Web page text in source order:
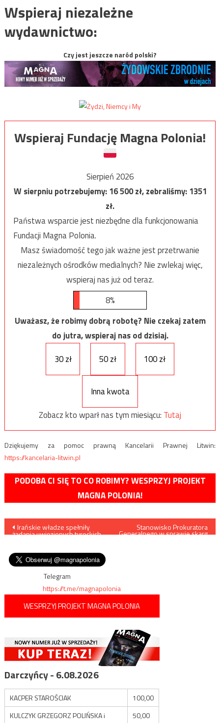
Wspieraj niezależne
wydawnictwo:
Czy jest jeszcze naród polski?
Wspieraj Fundację Magna Polonia!
Sierpień 2026
W sierpniu potrzebujemy:16 500zł, zebraliśmy:1351
zł.
Państwa wsparcie jest niezbędne dla funkcjonowania
Fundacji Magna Polonia.
Masz świadomość tego jak ważne jest przetrwanie
niezależnych ośrodków medialnych? Nie zwlekaj więc,
wspieraj nas już od teraz.
8%
Uważasz, że robimy dobrą robotę? Nie czekaj zatem
do jutra, wspieraj nas od dzisiaj.
30 zł
50 zł 100 zł
Inna kwota
Zobacz kto wparł nas tym miesiącu: Tutaj
Dziękujemy za pomoc prawną Kancelarii Prawnej Litwin:
https://kancelaria-litwin.pl
PODOBA CI SIĘ TO CO ROBIMY? WESPRZYJ PROJEKT
MAGNA POLONIA!
Nawigacja
Irańskie władze spełniły
żądania uwięzionych tureckich
Stanowisko Prokuratora
Generalnego w sprawie skarg
Telegram
https://t.me/magnapolonia
WESPRZYJ PROJEKT MAGNA POLONIA
Darczyńcy - 6.08.2026
KACPER STAROŚCIAK
100,00
KULCZYK GRZEGORZ POLIŃSKA i
50,00